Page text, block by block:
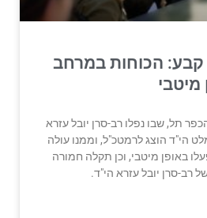
קבע: הכוחות במרחב
מיטבי
תל, שבו נפלו רב-סרן יובל עזרא
הי"ד הוצג לרמטכ"ל, וממנו עולה
באופן מיטבי, וכן תקלה חמורה
רב-סרן יובל עזרא הי"ד.